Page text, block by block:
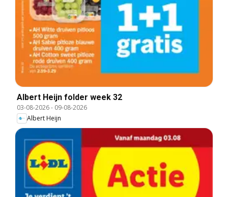
Albert Heijn folder week 32
03-08-2026- 09-08-2026
Albert Heijn